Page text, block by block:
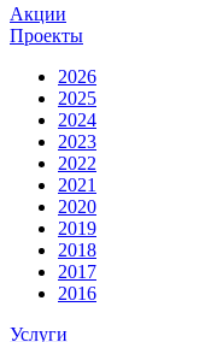
Акции
Проекты
2026
2025
2024
2023
2022
2021
2020
2019
2018
2017
2016
Услуги